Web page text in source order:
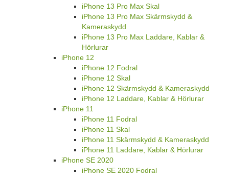
iPhone 13 Pro Max Skal
iPhone 13 Pro Max Skärmskydd &
Kameraskydd
iPhone 13 Pro Max Laddare, Kablar &
Hörlurar
iPhone 12
iPhone 12 Fodral
iPhone 12 Skal
iPhone 12 Skärmskydd & Kameraskydd
iPhone 12 Laddare, Kablar & Hörlurar
iPhone 11
iPhone 11 Fodral
iPhone 11 Skal
iPhone 11 Skärmskydd & Kameraskydd
iPhone 11 Laddare, Kablar & Hörlurar
iPhone SE 2020
iPhone SE 2020 Fodral